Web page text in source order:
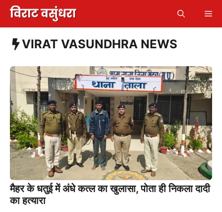
Skip
content
VIRAT VASUNDHRA NEWS
मैहर के धतुई में अंधे कत्ल का खुलासा, पोता ही निकला दादी
का हत्यारा